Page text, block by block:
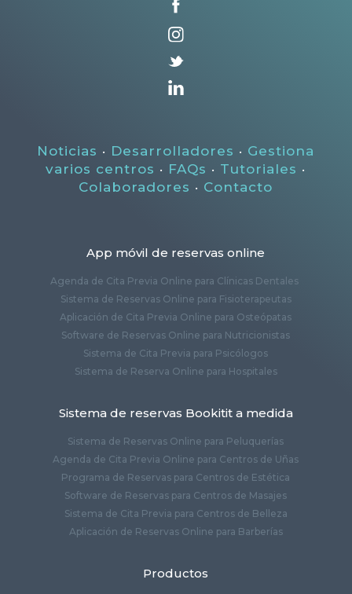
Noticias · Desarrolladores · Gestiona
varios centros · FAQs · Tutoriales ·
Colaboradores · Contacto
App móvil de reservas online
Agenda de Cita Previa Online para Clínicas Dentales
Sistema de Reservas Online para Fisioterapeutas
Aplicación de Cita Previa Online para Osteópatas
Software de Reservas Online para Nutricionistas
Sistema de Cita Previa para Psicólogos
Sistema de Reserva Online para Hospitales
Sistema de reservas Bookitit a medida
Sistema de Reservas Online para Peluquerías
Agenda de Cita Previa Online para Centros de Uñas
Programa de Reservas para Centros de Estética
Software de Reservas para Centros de Masajes
Sistema de Cita Previa para Centros de Belleza
Aplicación de Reservas Online para Barberías
Productos